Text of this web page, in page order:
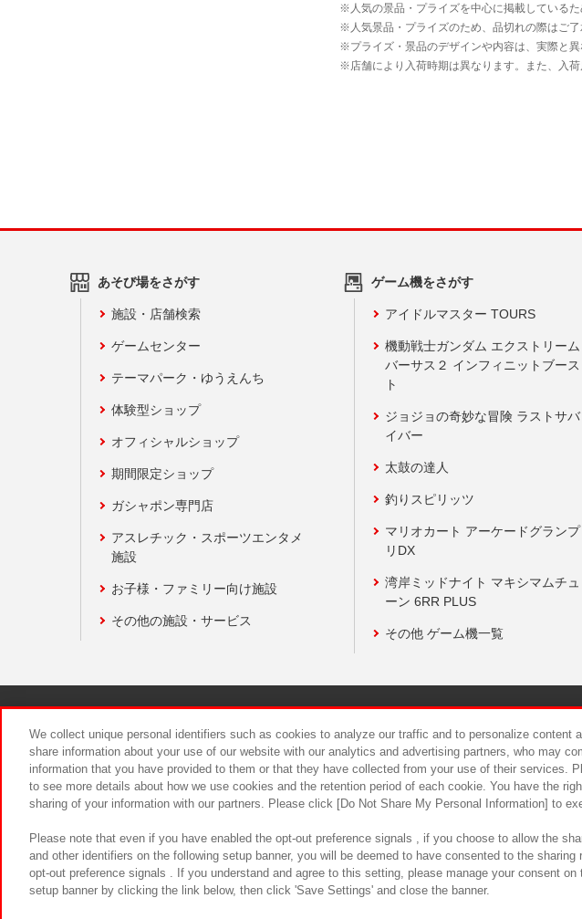
あそび場をさがす
施設・店舗検索
ゲームセンター
テーマパーク・ゆうえんち
体験型ショップ
オフィシャルショップ
期間限定ショップ
ガシャポン専門店
アスレチック・スポーツエンタメ
施設
お子様・ファミリー向け施設
その他の施設・サービス
ゲーム機をさがす
アイドルマスター TOURS
機動戦士ガンダム エクストリーム
バーサス２ インフィニットブース
ト
ジョジョの奇妙な冒険 ラストサバ
イバー
太鼓の達人
釣りスピリッツ
マリオカート アーケードグランプ
リDX
湾岸ミッドナイト マキシマムチュ
ーン 6RR PLUS
その他 ゲーム機一覧
食品のご提供について カスタマーハ
We collect unique personal identifiers such as cookies to analyze our traffic and to personalize content
share information about your use of our website with our analytics and advertising partners, who may
information that you have provided to them or that they have collected from your use of their services.
to see more details about how we use cookies and the retention period of each cookie. You have the
sharing of your information with our partners. Please click [Do Not Share My Personal Information] to
Please note that even if you have enabled the opt-out preference signals , if you choose to allow the
and other identifiers on the following setup banner, you will be deemed to have consented to the sharing
opt-out preference signals . If you understand and agree to this setting, please manage your consent on
setup banner by clicking the link below, then click 'Save Settings' and close the banner.